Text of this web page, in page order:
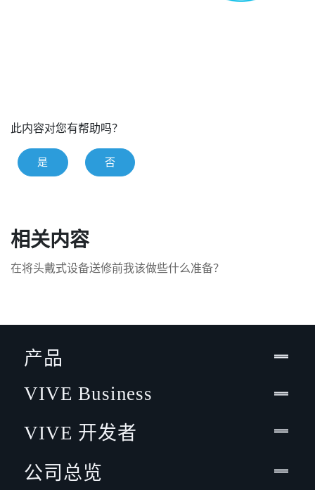
此内容对您有帮助吗？
是 否
相关内容
在将头戴式设备送修前我该做些什么准备？
产品
VIVE Business
VIVE 开发者
公司总览